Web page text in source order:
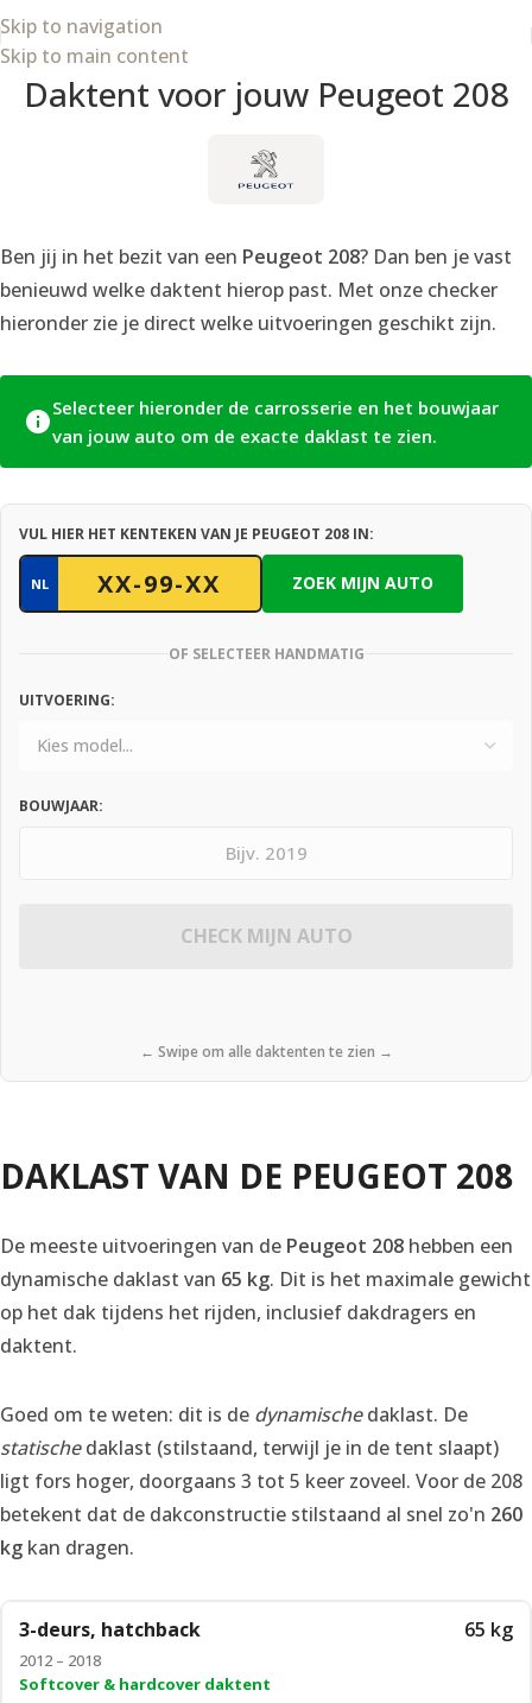
Skip to navigation
Skip to main content
Daktent voor jouw Peugeot 208
Ben jij in het bezit van een Peugeot 208? Dan ben je vast
benieuwd welke daktent hierop past. Met onze checker
hieronder zie je direct welke uitvoeringen geschikt zijn.
Selecteer hieronder de carrosserie en het bouwjaar
van jouw auto om de exacte daklast te zien.
VUL HIER HET KENTEKEN VAN JE PEUGEOT 208 IN:
NL ZOEK MIJN AUTO
OF SELECTEER HANDMATIG
UITVOERING:
BOUWJAAR:
CHECK MIJN AUTO
← Swipe om alle daktenten te zien →
DAKLAST VAN DE PEUGEOT 208
De meeste uitvoeringen van de Peugeot 208 hebben een
dynamische daklast van 65 kg. Dit is het maximale gewicht
op het dak tijdens het rijden, inclusief dakdragers en
daktent.
Goed om te weten: dit is de dynamischedaklast. De
statischedaklast (stilstaand, terwijl je in de tent slaapt)
ligt fors hoger, doorgaans 3 tot 5 keer zoveel. Voor de 208
betekent dat de dakconstructie stilstaand al snel zo'n 260
kg kan dragen.
3-deurs, hatchback
2012 – 2018
65 kg
Softcover & hardcover daktent